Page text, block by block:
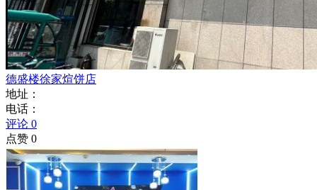
德盛楼徐家煊饼店
地址：
电话：
评论 0
点赞 0